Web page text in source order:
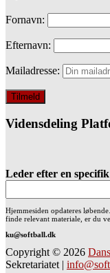
Fornavn:
Efternavn:
Mailadresse:
Vidensdeling
Leder efter en specifik
Hjemmesiden opdateres
finde relevant materiale, er du
ku@softball.dk
Copyright © 2026
Sekretariatet |